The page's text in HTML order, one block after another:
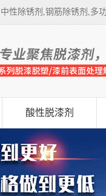
性除锈剂,钢筋除锈剂,多
酸性脱漆剂